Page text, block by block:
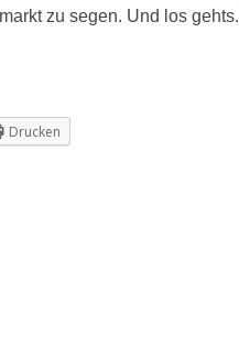
zu segen. Und los gehts.
Drucken